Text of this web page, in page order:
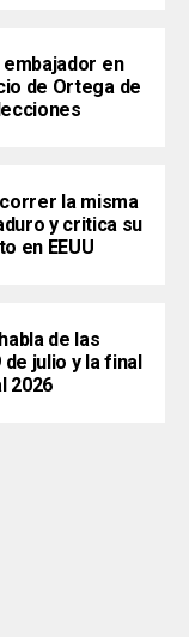
embajador en
de Ortega de
la misma
y critica su
en EEUU
de las
julio y la final
2026